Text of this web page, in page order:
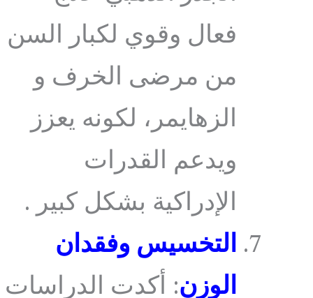
فعال وقوي لكبار السن
من مرضى الخرف و
الزهايمر، لكونه يعزز
ويدعم القدرات
الإدراكية بشكل كبير .
التخسيس وفقدان
الوزن: أكدت الدراسات